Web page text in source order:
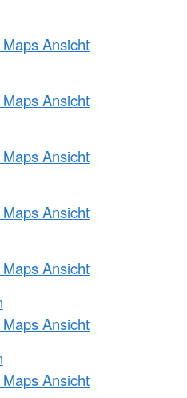
Ansicht
Ansicht
Ansicht
Ansicht
Ansicht
Ansicht
Ansicht